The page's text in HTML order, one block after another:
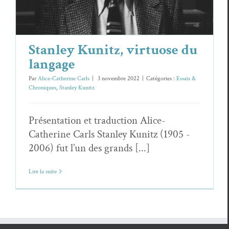
Stanley Kunitz, virtuose du
langage
ParAlice-Catherine Carls | 3 novembre 2022 | Catégories : Essais &
Chroniques, Stanley Kunitz
Présentation et traduction Alice-
Catherine Carls Stanley Kunitz (1905 -
2006) fut l’un des grands [...]
Lire la suite